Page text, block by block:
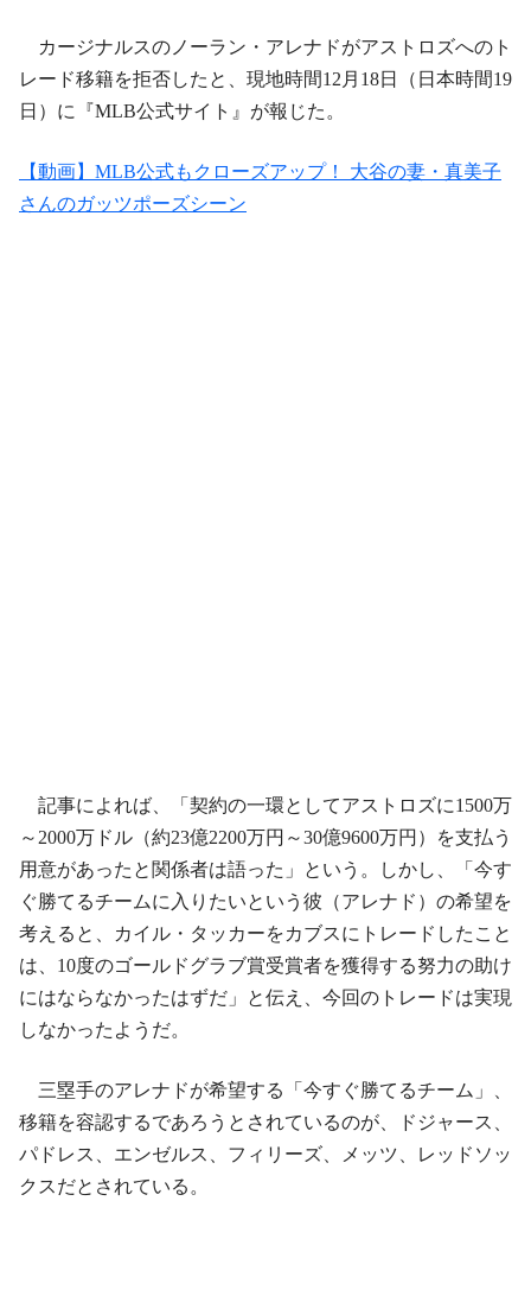
カージナルスのノーラン・アレナドがアストロズへのト
レード移籍を拒否したと、現地時間12月18日（日本時間19
日）に『MLB公式サイト』が報じた。
【動画】MLB公式もクローズアップ！ 大谷の妻・真美子
さんのガッツポーズシーン
記事によれば、「契約の一環としてアストロズに1500万
～2000万ドル（約23億2200万円～30億9600万円）を支払う
用意があったと関係者は語った」という。しかし、「今す
ぐ勝てるチームに入りたいという彼（アレナド）の希望を
考えると、カイル・タッカーをカブスにトレードしたこと
は、10度のゴールドグラブ賞受賞者を獲得する努力の助け
にはならなかったはずだ」と伝え、今回のトレードは実現
しなかったようだ。
三塁手のアレナドが希望する「今すぐ勝てるチーム」、
移籍を容認するであろうとされているのが、ドジャース、
パドレス、エンゼルス、フィリーズ、メッツ、レッドソッ
クスだとされている。